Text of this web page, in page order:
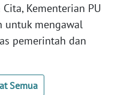
Kementerian PU
untuk mengawal
pemerintah dan
Semua